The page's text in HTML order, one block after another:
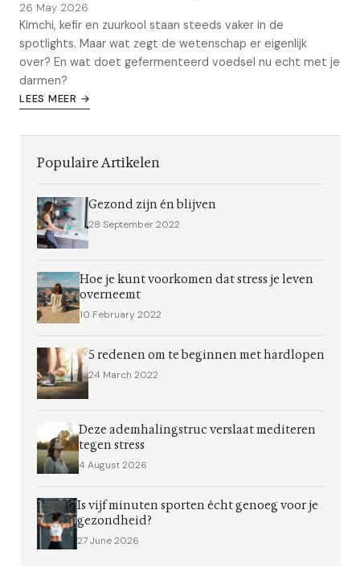
26 May 2026
Kimchi, kefir en zuurkool staan steeds vaker in de
spotlights. Maar wat zegt de wetenschap er eigenlijk
over? En wat doet gefermenteerd voedsel nu echt met je
darmen?
LEES MEER →
Populaire Artikelen
Gezond zijn én blijven
28 September 2022
Hoe je kunt voorkomen dat stress je leven
overneemt
10 February 2022
5 redenen om te beginnen met hardlopen
24 March 2022
Deze ademhalingstruc verslaat mediteren
tegen stress
4 August 2026
Is vijf minuten sporten écht genoeg voor je
gezondheid?
27 June 2026